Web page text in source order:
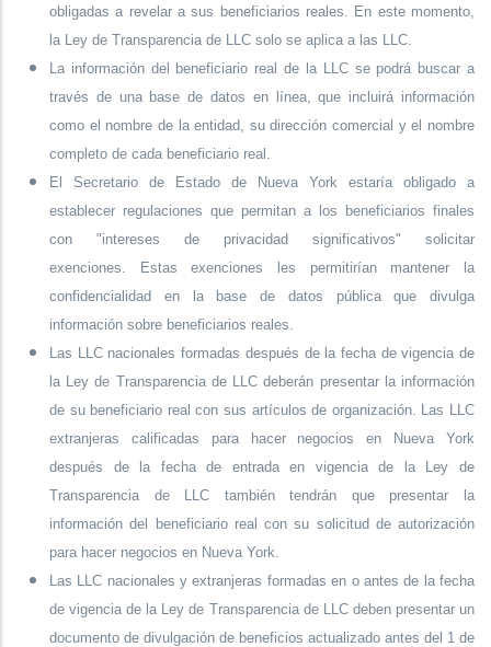
obligadas a revelar a sus beneficiarios reales. En este momento,
la Ley de Transparencia de LLC solo se aplica a las LLC.
La información del beneficiario real de la LLC se podrá buscar a
través de una base de datos en línea, que incluirá información
como el nombre de la entidad, su dirección comercial y el nombre
completo de cada beneficiario real.
El Secretario de Estado de Nueva York estaría obligado a
establecer regulaciones que permitan a los beneficiarios finales
con "intereses de privacidad significativos" solicitar
exenciones. Estas exenciones les permitirían mantener la
confidencialidad en la base de datos pública que divulga
información sobre beneficiarios reales.
Las LLC nacionales formadas después de la fecha de vigencia de
la Ley de Transparencia de LLC deberán presentar la información
de su beneficiario real con sus artículos de organización. Las LLC
extranjeras calificadas para hacer negocios en Nueva York
después de la fecha de entrada en vigencia de la Ley de
Transparencia de LLC también tendrán que presentar la
información del beneficiario real con su solicitud de autorización
para hacer negocios en Nueva York.
Las LLC nacionales y extranjeras formadas en o antes de la fecha
de vigencia de la Ley de Transparencia de LLC deben presentar un
documento de divulgación de beneficios actualizado antes del 1 de